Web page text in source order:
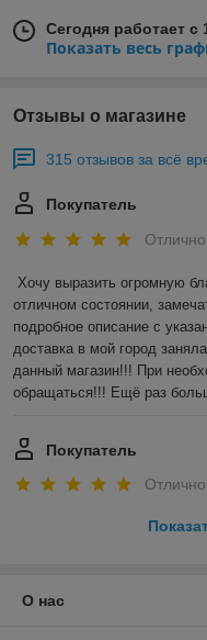
Сегодня работает с
Показать весь
Отзывы о магазине
315 отзывов за всё
Покупатель
Отлично
Хочу выразить огромную
отличном состоянии,
подробное описание с
доставка в мой город
данный магазин!!! При
обращаться!!! Ещё раз
Покупатель
Отлично
О нас